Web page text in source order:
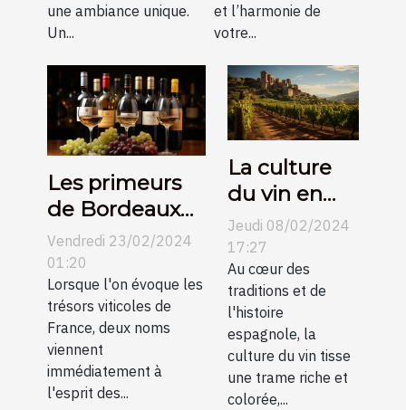
une ambiance unique.
Un...
et l’harmonie de
votre...
Les primeurs
de Bordeaux
contre
Bourgogne :
une
comparaison
pour les
collectionneurs
Vendredi 23/02/2024
01:20
Lorsque l'on évoque les
trésors viticoles de
France, deux noms
viennent
immédiatement à
l'esprit des...
La culture
du vin en
Espagne et
son
évolution au
fil des
siècles
Jeudi 08/02/2024
17:27
Au cœur des
traditions et de
l'histoire
espagnole, la
culture du vin tisse
une trame riche et
colorée,...